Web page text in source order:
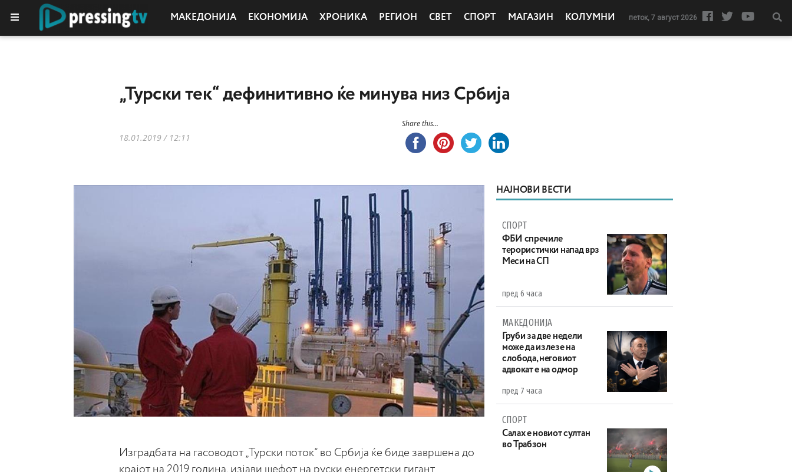
МАКЕДОНИЈА ЕКОНОМИЈА ХРОНИКА РЕГИОН СВЕТ СПОРТ МАГАЗИН КОЛУМНИ петок, 7 август 2026
„Турски тек“ дефинитивно ќе минува низ Србија
18.01.2019 / 12:11
Share this...
Изградбата на гасоводот „Турски поток“ во Србија ќе биде завршена до
крајот на 2019 година, изјави шефот на руски енергетски гигант
НАЈНОВИ ВЕСТИ
СПОРТ
ФБИ спречиле
терористички напад врз
Меси на СП
пред 6 часа
МАКЕДОНИЈА
Груби за две недели
може да излезе на
слобода, неговиот
адвокат е на одмор
пред 7 часа
СПОРТ
Салах е новиот султан
во Трабзон